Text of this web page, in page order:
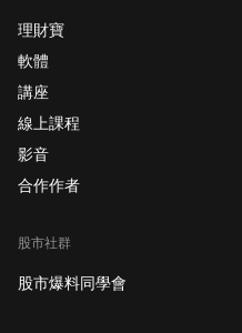
理財寶
軟體
講座
線上課程
影音
合作作者
股市社群
股市爆料同學會